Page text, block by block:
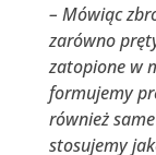
– Mówiąc
zarówno
zatopione w
formujemy
również
stosujemy